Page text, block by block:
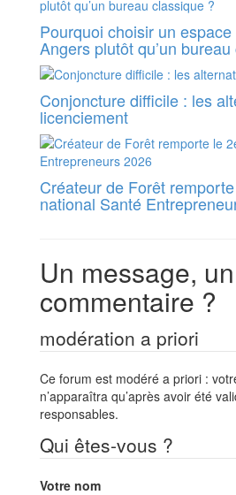
Pourquoi choisir un
Angers plutôt qu’un
Conjoncture difficile : les
licenciement
Créateur de Forêt
national Santé
Un message, un
commentaire ?
modération a priori
Ce forum est modéré a priori :
n’apparaîtra qu’après avoir été
responsables.
Qui êtes-vous ?
Votre nom